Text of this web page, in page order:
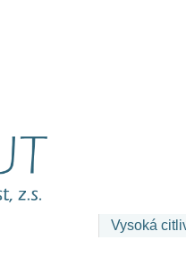
Vysoká